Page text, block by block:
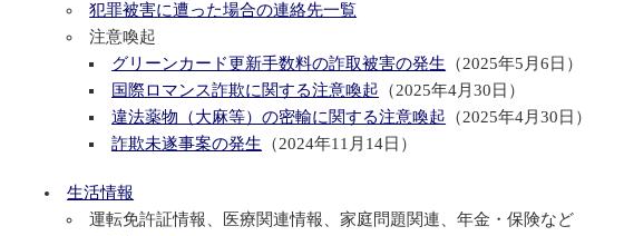
犯罪被害に遭った場合の連絡先一覧
注意喚起
グリーンカード更新手数料の詐取被害の発生 （2025年5月6日）
国際ロマンス詐欺に関する注意喚起 （2025年4月30日）
違法薬物（大麻等）の密輸に関する注意喚起 （2025年4月30日）
詐欺未遂事案の発生 （2024年11月14日）
生活情報
運転免許証情報、医療関連情報、家庭問題関連、年金・保険など